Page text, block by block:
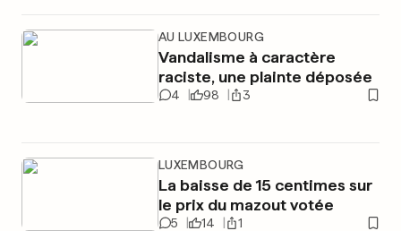
AU LUXEMBOURG
Vandalisme à caractère
raciste, une plainte déposée
4 98 3
LUXEMBOURG
La baisse de 15 centimes sur
le prix du mazout votée
5 14 1